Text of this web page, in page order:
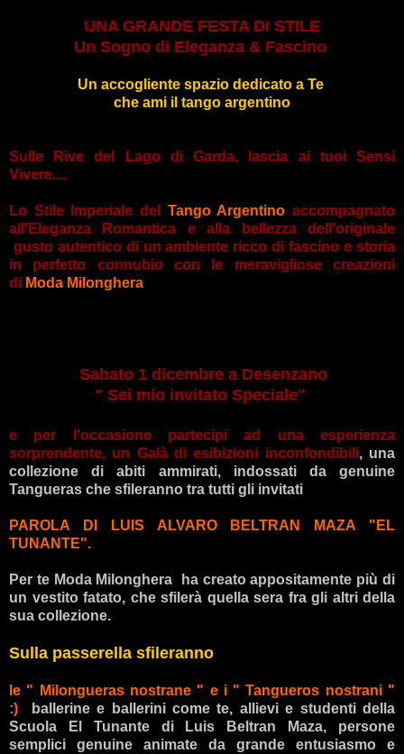
UNA GRANDE FESTA DI STILE
Un Sogno di Eleganza & Fascino
Un accogliente spazio dedicato a Te
che ami il tango argentino
Sulle Rive del Lago di Garda, lascia ai tuoi Sensi
Vivere....
Lo Stile Imperiale del Tango Argentino accompagnato
all'Eleganza Romantica e alla bellezza dell'originale
gusto autentico di un ambiente ricco di fascino e storia
in perfetto connubio con le meravigliose creazioni
di Moda Milonghera
Sabato 1 dicembre a Desenzano
" Sei mio invitato Speciale"
e per l'occasione partecipi ad una esperienza
sorprendente, un Galà di esibizioni inconfondibili, una
collezione di abiti ammirati, indossati da genuine
Tangueras che sfileranno tra tutti gli invitati
PAROLA DI LUIS ALVARO BELTRAN MAZA "EL
TUNANTE".
Per te Moda Milonghera ha creato appositamente più di
un vestito fatato, che sfilerà quella sera fra gli altri della
sua collezione.
Sulla passerella sfileranno
le " Milongueras nostrane " e i " Tangueros nostrani "
:) ballerine e ballerini come te, allievi e studenti della
Scuola El Tunante di Luis Beltran Maza, persone
semplici genuine animate da grande entusiasmo e